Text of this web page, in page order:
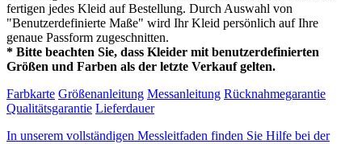
fertigen jedes Kleid auf Bestellung. Durch Auswahl von
"Benutzerdefinierte Maße" wird Ihr Kleid persönlich auf Ihre
genaue Passform zugeschnitten.
* Bitte beachten Sie, dass Kleider mit benutzerdefinierten
Größen und Farben als der letzte Verkauf gelten.
Farbkarte Größenanleitung Messanleitung Rücknahmegarantie
Qualitätsgarantie Lieferdauer
In unserem vollständigen Messleitfaden finden Sie Hilfe bei der